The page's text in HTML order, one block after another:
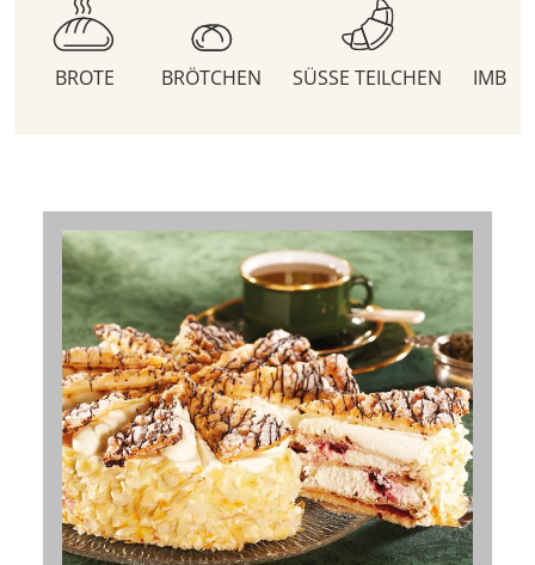
BROTE BRÖTCHEN SÜSSE TEILCHEN